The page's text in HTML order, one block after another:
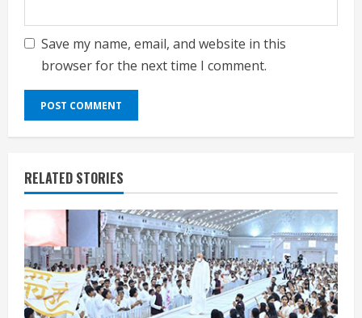
Save my name, email, and website in this
browser for the next time I comment.
RELATED STORIES